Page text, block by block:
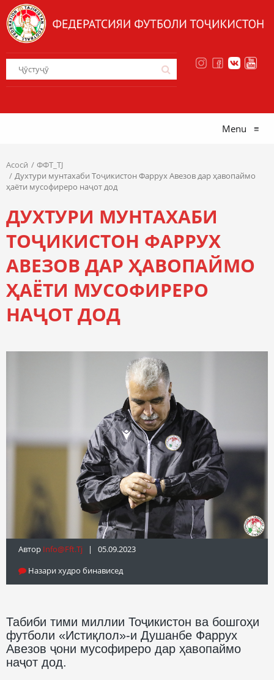
Menu ≡
Асосӣ
ФФТ_TJ
Духтури мунтахаби Тоҷикистон Фаррух Авезов дар ҳавопаймо
ҳаёти мусофиреро наҷот дод
ДУХТУРИ МУНТАХАБИ
ТОҶИКИСТОН ФАРРУХ
АВЕЗОВ ДАР ҲАВОПАЙМО
ҲАЁТИ МУСОФИРЕРО
НАҶОТ ДОД
Автор Info@fft.tj | 05.09.2023
Назари худро бинависед
Табиби тими миллии Тоҷикистон ва бошгоҳи
футболи «Истиқлол»-и Душанбе Фаррух
Авезов ҷони мусофиреро дар ҳавопаймо
наҷот дод.